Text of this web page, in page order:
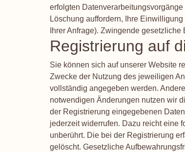
erfolgten
Löschung auffordern, Ihre
Ihrer Anfrage). Zwingende
Registrierung auf
Sie können sich auf unserer Website
Zwecke der Nutzung des jeweiligen
vollständig angegeben werden.
notwendigen Änderungen nutzen wir
der Registrierung eingegebenen
jederzeit widerrufen. Dazu reicht eine
unberührt. Die bei der Registrierung
gelöscht. Gesetzliche